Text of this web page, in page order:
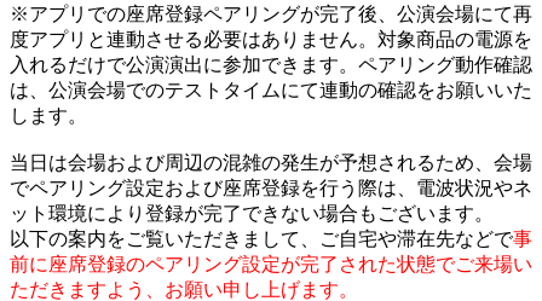
※アプリでの座席登録ペアリングが完了後、公演会場にて再
度アプリと連動させる必要はありません。対象商品の電源を
入れるだけで公演演出に参加できます。ペアリング動作確認
は、公演会場でのテストタイムにて連動の確認をお願いいた
します。
当日は会場および周辺の混雑の発生が予想されるため、会場
でペアリング設定および座席登録を行う際は、電波状況やネ
ット環境により登録が完了できない場合もございます。
以下の案内をご覧いただきまして、ご自宅や滞在先などで事
前に座席登録のペアリング設定が完了された状態でご来場い
ただきますよう、お願い申し上げます。